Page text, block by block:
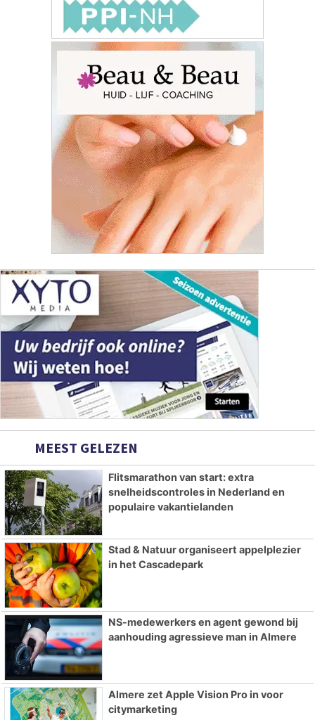
MEEST GELEZEN
Flitsmarathon van start: extra
snelheidscontroles in Nederland en
populaire vakantielanden
Stad & Natuur organiseert appelplezier
in het Cascadepark
NS-medewerkers en agent gewond bij
aanhouding agressieve man in Almere
Almere zet Apple Vision Pro in voor
citymarketing